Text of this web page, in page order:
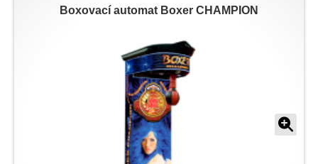
Boxovací automat Boxer CHAMPION